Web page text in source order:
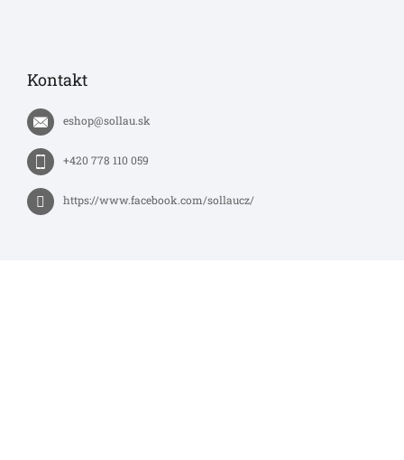
Kontakt
eshop@sollau.sk
+420 778 110 059
https://www.facebook.com/sollaucz/